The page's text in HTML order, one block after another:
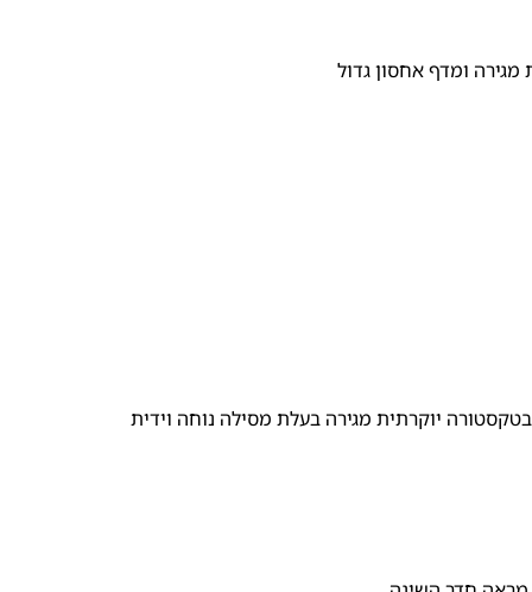
מגירה ומדף אחסון גדול
יוקרתית מגירה בעלת מסילה נוחה וידית